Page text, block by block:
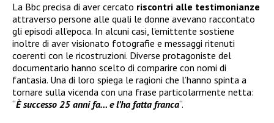
La Bbc precisa di aver cercato riscontri alle testimonianze
attraverso persone alle quali le donne avevano raccontato
gli episodi all’epoca. In alcuni casi, l’emittente sostiene
inoltre di aver visionato fotografie e messaggi ritenuti
coerenti con le ricostruzioni. Diverse protagoniste del
documentario hanno scelto di comparire con nomi di
fantasia. Una di loro spiega le ragioni che l’hanno spinta a
tornare sulla vicenda con una frase particolarmente netta:
“È successo 25 anni fa… e l’ha fatta franca“.